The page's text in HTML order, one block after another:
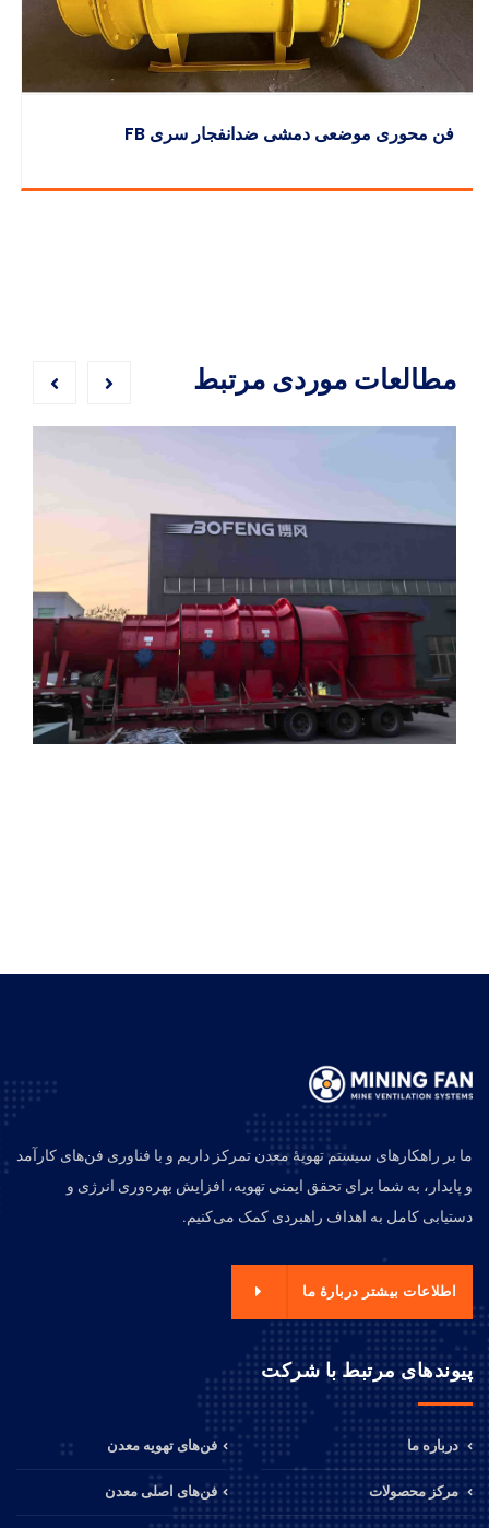
مطالعات موردی مرتبط
نمونه ارسال: بارگیری فن‌های محوری معدنی سری FBC
ما بر راهکارهای سیستم تهویهٔ معدن تمرکز داریم و با فناوری فن‌های کارآمد
و پایدار، به شما برای تحقق ایمنی تهویه، افزایش بهره‌وری انرژی و
دستیابی کامل به اهداف راهبردی کمک می‌کنیم.
اطلاعات بیشتر دربارهٔ ما
پیوندهای مرتبط با شرکت
درباره ما
مرکز محصولات
فن‌های تهویه معدن
فن‌های اصلی معدن